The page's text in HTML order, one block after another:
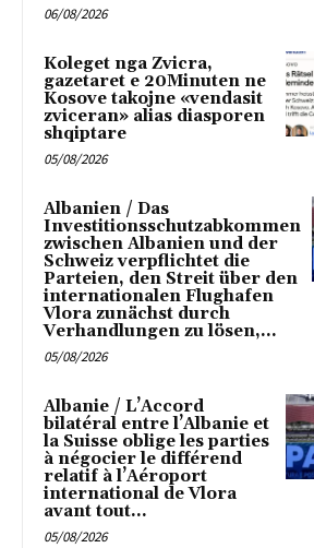
06/08/2026
Koleget nga Zvicra,
gazetaret e 20Minuten ne
Kosove takojne «vendasit
zviceran» alias diasporen
shqiptare
05/08/2026
Albanien / Das
Investitionsschutzabkommen
zwischen Albanien und der
Schweiz verpflichtet die
Parteien, den Streit über den
internationalen Flughafen
Vlora zunächst durch
Verhandlungen zu lösen,...
05/08/2026
Albanie / L’Accord
bilatéral entre l’Albanie et
la Suisse oblige les parties
à négocier le différend
relatif à l’Aéroport
international de Vlora
avant tout...
05/08/2026